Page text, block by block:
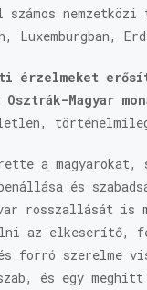
Luxemburgban,
érzelmeket
Magyar
a
és
rosszallását is
az elkeserítő,
forró szerelme
és egy